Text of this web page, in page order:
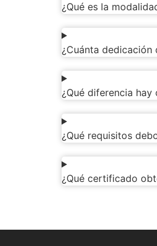
¿Qué es la
¿Cuánta
¿Qué diferencia
¿Qué requisitos
¿Qué certificado